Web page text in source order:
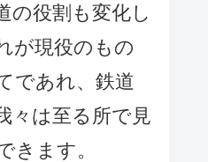
の役割も変化し
が現役のもの
であれ、鉄道
々は至る所で見
きます。